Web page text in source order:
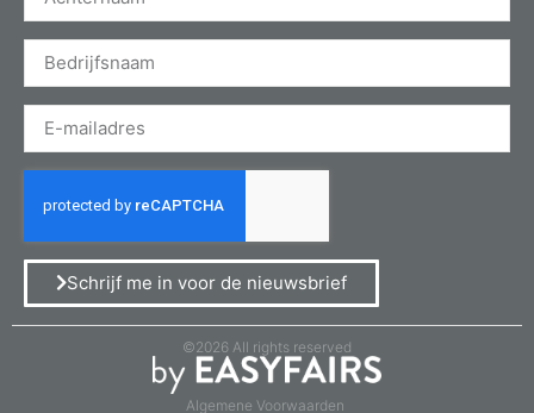
Schrijf me in voor de nieuwsbrief
©2026 All rights reserved
Algemene Voorwaarden